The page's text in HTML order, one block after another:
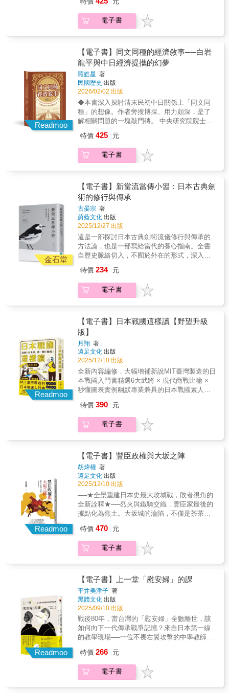
鳥取藩的認知差異。除反映出幕府最終雖為維
持與朝鮮的穩定關係，下達渡航禁令，然而隨
著現在主權國家對領土的重視，隱伏已久的日
下，兩國就海上領土的爭端也因此再次復活，
如今獨島／竹島的領土之爭便是種因於此。生
活於海洋周邊的人們，難免會在海上遭遇變
故，漂流到鄰國。十七到十九世紀的東亞諸
國，透過漂流民無償遣返制度，使漂流到異國
的子民，得以安然重返故土。各國民間因海難
而產生的接觸與救助，成為維持著各國基層社
會的連結。書中通過漂流到朝鮮的薩摩藩武士
下的第一手記錄，帶我們切入當時日朝間擁有
共同文化語言者之間的交流。然而，隨著十九
世紀的到來，世界局勢劇變，日本國內「尊王
攘夷」思想高漲，這種相對穩定的關係開始出
現裂痕。作者將視角轉向幕末的「征韓論」思
潮，分析了其如何從一種應對西方威脅的國防
策略，逐漸演變為一種內在的國族擴張慾望。
明治維新後，日本踏上富國強兵的現代化道
路，過去那種夾雜著好奇與部分尊重的朝鮮
觀，迅速被一種建立在文明開化論與社會達爾
文主義之上的蔑視感所取代。朝鮮被描繪成一
個停滯、落後、需要被日本「指導」和「保
護」的對象。最後，本書闡述「鮮人」這種語
詞如何在政治、社會、文化等各個層面被系統
性地建構與傳播，並由一般性稱謂轉變為歧視
性稱謂。揭示這種被建構出來的蔑視觀，如何
替日本併吞朝鮮提供了思想上的正當性，也為
後來的殖民統治埋下了深刻的禍根。這不僅僅
刻反思。
雜關係所反映出的利用與反利用、對抗與妥
協、時而和諧時而相忤的各種矛盾情勢變遷，
提供不同視野的觀察，對於研究戰前中日關
史經驗時，「同文同種」似乎是虛幻而不切實
際的政治口號，甚至被視為日本包藏禍心的罪
證。但是，為何這種虛幻的政治口號能夠說服
許多人呢？弄清「同文同種」的虛與實，才可
了解各方人士如何藉此達成目的。 白岩龍
平（1870-1942）是日本實業家，也是近代日本
支那通。透過他的經歷，了解日本人在清末民
初時期如何以調查活動拓展在中國的事業，提
供日本的外交政策建言，分析中國的政局，使
日本進一步達成所想要的經濟與商業目
後的虛與實呈現的畫面，了解日本藉文化因素
將「同文同種」包裝成經濟語言，以白岩龍平
的生平，來詮釋「同文同種」理念與中日關係
電子書
Readmoo
【電子書】同文同種的經濟敘事──白岩
龍平與中日經濟提攜的幻夢
羅皓星 著
民國歷史 出版
2026/02/02 出版
◆本書深入探討清末民初中日關係上「同文同
種」的想像。作者旁搜博採、用力頗深，是了
解相關問題的一塊敲門磚。 中央研究院院士──
雜關係所反映出的利用與反利用、對抗與妥
協、時而和諧時而相忤的各種矛盾情勢變遷，
提供不同視野的觀察，對於研究戰前中日關
史經驗時，「同文同種」似乎是虛幻而不切實
際的政治口號，甚至被視為日本包藏禍心的罪
證。但是，為何這種虛幻的政治口號能夠說服
許多人呢？弄清「同文同種」的虛與實，才可
了解各方人士如何藉此達成目的。 白岩龍
平（1870-1942）是日本實業家，也是近代日本
支那通。透過他的經歷，了解日本人在清末民
初時期如何以調查活動拓展在中國的事業，提
供日本的外交政策建言，分析中國的政局，使
日本進一步達成所想要的經濟與商業目
後的虛與實呈現的畫面，了解日本藉文化因素
將「同文同種」包裝成經濟語言，以白岩龍平
的生平，來詮釋「同文同種」理念與中日關係
特價 425 元
電子書
金石堂
【電子書】新當流當傳小習：日本古典劍
術的修行與傳承
古晏宗 著
蔚藍文化 出版
2025/12/27 出版
這是一部探討日本古典劍術流儀修行與傳承的
方法論，也是一部寫給當代的養心指南。全書
自歷史脈絡切入，不囿於外在的形式，深入新
以「構、形、工、理」為主軸，穩步鍛鍊一顆
平穩而透澈的心。如果你想學習劍術，卻在尋
找一種能轉化日常、涵養身心的方法，那麼本
的提案。它不是單純的劍術教材，而是一部關
於自我鍛鍊與思維提升的指南。透過古典劍術
的智慧，你可以培養一顆平穩而透澈的心，提
升洞察與判斷的能力，以更加穩健的步伐，走
入更加完整的現實之中。【新當流的核心價
值】「新當流」育孕自日本古代至中世，在自
然與歷史交織的複雜系統中，歷代修行者不斷
探索，淬鍊出清晰的洞見與活潑的智慧。新當
流並不依附於「武士」、「正宗」或「實戰」
等意識形態，而是回到最根本問題：一個人如
新當流特別強調對於暴力的反思，重視智慧而
不倚恃勇武，渴望藉由清楚明澈的心，掙脫對
於暴力的依賴與迷信，遠離相互加害的惡性循
每個人都能擁有一顆平穩而透澈的心。【融貫
外在技藝與內在心智】新當流的修行不僅是技
藝的傳承，更是哲學思辨的鍛鍊。書中以
「構、形、工、理」四事，解讀「型」與「稽
古」的真義，為讀者完整呈現一道完整的學習
歷程：先從身體和技藝著手，逐步涵養心智，
再從心智的轉化出發，引導並深化技藝。在物
領會融貫外在技藝與內在心智的自在智慧。本
書適合對日本劍術文化感興趣的讀者，也適合
追求自我成長的人。它提醒我們：修行的價值
行的本真。【「當傳小習」的精神】如果你對
曖昧模糊的刻板印象感到疑惑，又或對徒具形
式的外在展現無法滿足，那麼就要從最根本的
理解著手。作者結合自身修行與教學經驗，將
古典劍術智慧轉化為當代語言，清楚呈現新當
流在現實生活中的應用價值。在日本傳統文化
中，「小習」一詞意指「入門教材」，含括所
需的先備知識與方法論，既能夠提供學習的架
構和步驟，也最能夠體現一門流儀的哲學起
言，既不具有代表他人發言的資格，也不欲建
立橫貫古今、恆常正確的論述。而是希望為當
代對日本劍術文化感興趣的人們，提供一本能
特價 234 元
電子書
Readmoo
【電子書】日本戰國這樣讀【野望升級
版】
月翔 著
遠足文化 出版
2025/12/10 出版
全新內容編修．大幅增補新說MIT臺灣製造的日
本戰國入門書精選6大武將 × 現代商戰比喻 ×
秒懂圖表實例幽默專業兼具的日本戰國素人導
國，就從這本開始！◄◄◄2026年大河劇《豐
臣兄弟！》＞＞＞ 溫習背景．唯一指定 ＜＜＜
武田信玄、上山謙信、北條早雲織田信長、豐
到小說、影視、動漫、遊戲等影響，臺灣讀者
對於日本戰國時代並不算陌生，甚至能如數家
珍說出許多武將的事蹟。不問出身、只要有實
力就能出人頭地、充滿無限可能，這些可說是
日本戰國最大的魅力之一。尤其是由織田信長
引領的新時代，不問君臣關係的下剋上，更是
讓人直呼痛快。 但如此藩鎮割據、群雄並
起的局面，究竟是建立在怎樣的體制背景下
呢？ 我們所知的日本戰國時代，實為「室
「應仁之亂」揭開了戰國時代的序幕。若將整
個體制比喻為「室町幕府集團」，天皇就像個
是被架空的名譽董事長，由幕府將軍擔任執行
（守護大名）來管轄各區境內加盟店長（國
人）……這麼一說，好像馬上就有種略懂略懂
的感覺了？ 本書系統性介紹戰國時代的武
家政權，輔以現代商戰做比喻，以大眾熟悉的
企業架構，重新定義戰國時代的武家體
制。 與其用三國演義比喻，八點檔連續劇
的商戰與家族內鬥，更貼近日本戰國時
經理 上杉謙信→ 擁有政治潔癖的代理區經
理 北條早雲→ 洞察人心、介入權貴紛爭的
公關主任 織田信長→ 精打細算、善貿易流
特價 390 元
電子書
Readmoo
【電子書】豐臣政權與大坂之陣
胡煒權 著
遠足文化 出版
2025/12/10 出版
──★全景重建日本史最大攻城戰，敗者視角的
全新詮釋★──烈火與鐵騎交織，豐臣家最後的
據點化為焦土。大坂城的淪陷，不僅是茶茶與
可逆的滅亡。為何豐臣家孤立無援？家康又為
何選在此時出手？本書將重審日本戰國最終一
役，解讀政權崩毀背後的關鍵。◆收錄大坂之
抗到澈底覆滅，重新凝視這場結束戰國亂世的
最終決戰。一六一四年冬至一六一五年夏，日
本史上最大規模的攻城戰「大坂之陣」爆發。
作為豐臣政權最後的抵抗，大坂城內的年輕當
主豐臣秀賴與其母茶茶，在孤立無援的情況
下，仍與眾多死忠將士共赴存亡之戰。這場戰
爭不僅導致豐臣家族徹底覆滅，更波及數萬人
命運。無論是名將還是平民百姓，都難逃戰火
吞噬，留下血淚交織的歷史悲歌。然而，敗亡
石全登、後藤基次等在戰火中殞落的將領，在
江戶時代之後逐漸被塑造成反抗霸權、捨身就
義的英雄人物，象徵著日本文化中獨特的「判
特價 470 元
電子書
Readmoo
【電子書】上一堂「慰安婦」的課
平井美津子 著
黑體文化 出版
2025/09/10 出版
戰後80年，當台灣的「慰安婦」全數離世，該
如何向下一代傳承戰爭記憶？來自日本第一線
的教學現場──一位不畏右翼攻擊的中學教師，
1990年代，亞洲各國倖存的「慰安婦」陸續現
身，揭開深藏多年的二戰傷痕。此後，日本有
七家出版社在中學歷史教科書中載入了「慰安
特價 266 元
電子書